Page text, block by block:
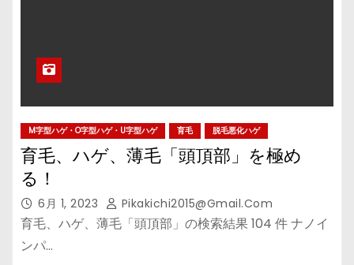
M字型ハゲ・O字型ハゲ・U字型ハゲ 育毛 脱毛悪化ハゲ
育毛、ハゲ、薄毛「頭頂部」を極め
る！
6月 1, 2023 Pikakichi2015@gmail.com
育毛、ハゲ、薄毛「頭頂部」の検索結果 104 件 ナノイ
ンパ…